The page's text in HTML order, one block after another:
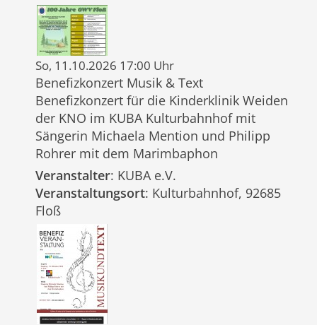
So, 11.10.2026 17:00 Uhr
Benefizkonzert Musik & Text
Benefizkonzert für die Kinderklinik Weiden
der KNO im KUBA Kulturbahnhof mit
Sängerin Michaela Mention und Philipp
Rohrer mit dem Marimbaphon
Veranstalter: KUBA e.V.
Veranstaltungsort: Kulturbahnhof, 92685
Floß